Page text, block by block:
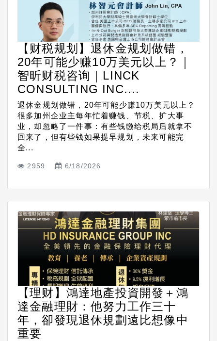
【财税规划】退休金规划做错，
20年可能少赚10万美元以上？｜
智昕财税咨询｜LINCK
CONSULTING INC....
退休金规划做错，20年可能少赚10万美元以上？
很多加州企业主每年忙着赚钱、节税、扩大事
业，却忽略了一件事：有些钱缴给税局后就拿不
回来了，但有些钱如果提早规划，未来可能完
全...
2959 6/18/2026
【理财】鴻達地產投資開發＋鴻
達金融理財：他努力工作三十
年，卻發現退休規劃遠比想像中
重要